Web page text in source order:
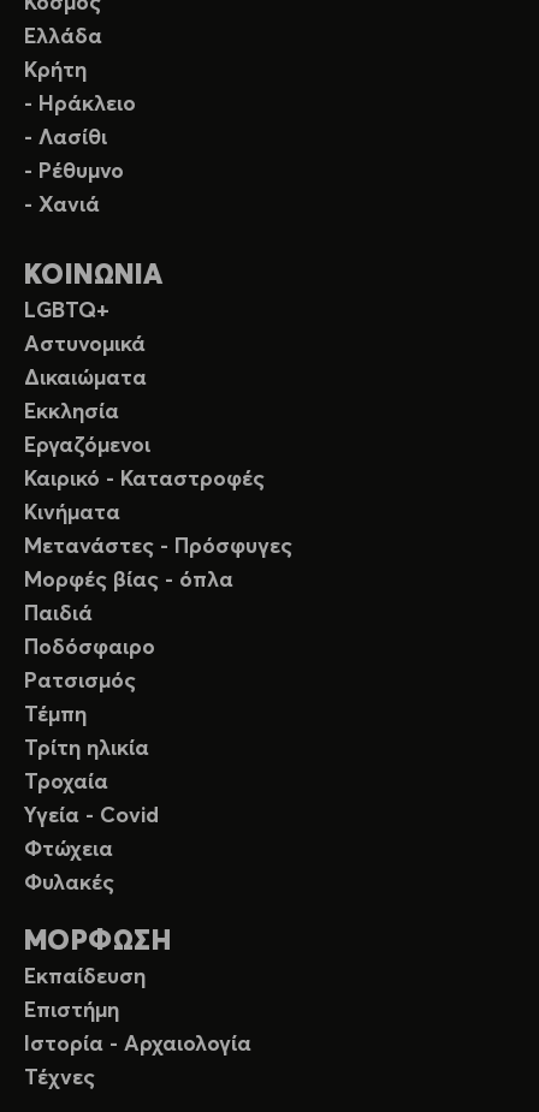
Ελλάδα
Κρήτη
- Ηράκλειο
- Λασίθι
- Ρέθυμνο
- Χανιά
ΚΟΙΝΩΝΙΑ
LGBTQ+
Αστυνομικά
Δικαιώματα
Εκκλησία
Εργαζόμενοι
Καιρικό - Καταστροφές
Κινήματα
Μετανάστες - Πρόσφυγες
Μορφές βίας - όπλα
Παιδιά
Ποδόσφαιρο
Ρατσισμός
Τέμπη
Τρίτη ηλικία
Τροχαία
Υγεία - Covid
Φτώχεια
Φυλακές
ΜΟΡΦΩΣΗ
Εκπαίδευση
Επιστήμη
Ιστορία - Αρχαιολογία
Τέχνες